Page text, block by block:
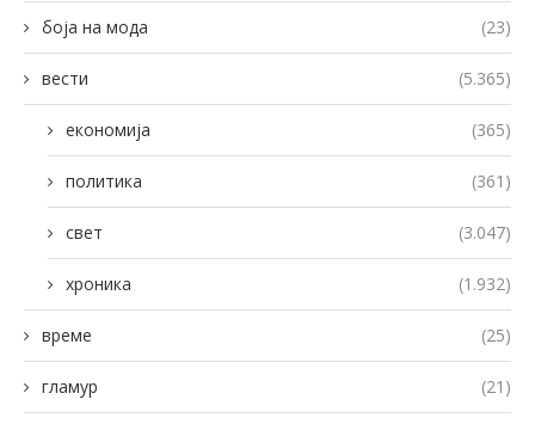
боја на мода (23)
вести (5.365)
економија (365)
политика (361)
свет (3.047)
хроника (1.932)
време (25)
гламур (21)